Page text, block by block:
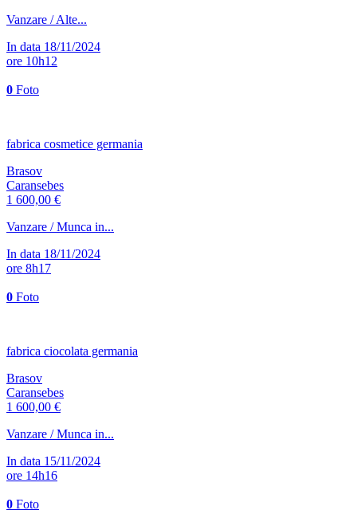
Vanzare / Alte...
In data 18/11/2024
ore 10h12
0 Foto
fabrica cosmetice germania
Brasov
Caransebes
1 600,00 €
Vanzare / Munca in...
In data 18/11/2024
ore 8h17
0 Foto
fabrica ciocolata germania
Brasov
Caransebes
1 600,00 €
Vanzare / Munca in...
In data 15/11/2024
ore 14h16
0 Foto